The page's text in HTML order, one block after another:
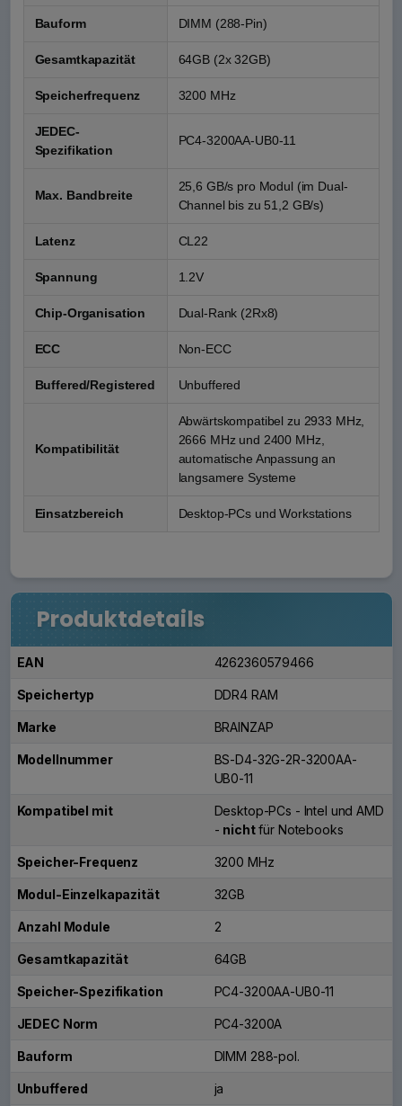
Bauform DIMM (288-Pin)
Gesamtkapazität 64GB (2x 32GB)
Speicherfrequenz 3200 MHz
JEDEC-
Spezifikation
PC4-3200AA-UB0-11
Max. Bandbreite
25,6 GB/s pro Modul (im Dual-
Channel bis zu 51,2 GB/s)
Latenz CL22
Spannung 1.2V
Chip-Organisation Dual-Rank (2Rx8)
ECC Non-ECC
Buffered/Registered Unbuffered
Kompatibilität
Abwärtskompatibel zu 2933 MHz,
2666 MHz und 2400 MHz,
automatische Anpassung an
langsamere Systeme
Einsatzbereich Desktop-PCs und Workstations
Produktdetails
EAN 4262360579466
Speichertyp DDR4 RAM
Marke BRAINZAP
Modellnummer
BS-D4-32G-2R-3200AA-
UB0-11
Kompatibel mit
Desktop-PCs - Intel und AMD
- nichtfür Notebooks
Speicher-Frequenz 3200 MHz
Modul-Einzelkapazität 32GB
Anzahl Module 2
Gesamtkapazität 64GB
Speicher-Spezifikation PC4-3200AA-UB0-11
JEDEC Norm PC4-3200A
Bauform DIMM 288-pol.
Unbuffered ja